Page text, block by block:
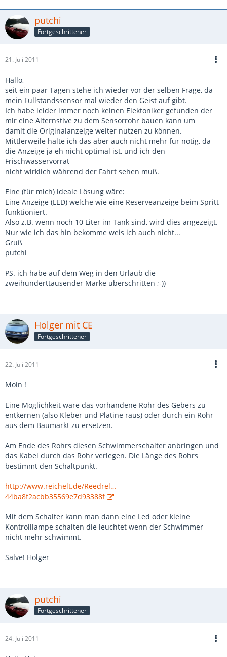
putchi
Fortgeschrittener
21. Juli 2011
Hallo,
seit ein paar Tagen stehe ich wieder vor der selben Frage, da
mein Füllstandssensor mal wieder den Geist auf gibt.
Ich habe leider immer noch keinen Elektoniker gefunden der
mir eine Alternstive zu dem Sensorrohr bauen kann um
damit die Originalanzeige weiter nutzen zu können.
Mittlerweile halte ich das aber auch nicht mehr für nötig, da
die Anzeige ja eh nicht optimal ist, und ich den
Frischwasservorrat
nicht wirklich während der Fahrt sehen muß.
Eine (für mich) ideale Lösung wäre:
Eine Anzeige (LED) welche wie eine Reserveanzeige beim Spritt
funktioniert.
Also z.B. wenn noch 10 Liter im Tank sind, wird dies angezeigt.
Nur wie ich das hin bekomme weis ich auch nicht...
Gruß
putchi
PS. ich habe auf dem Weg in den Urlaub die
zweihunderttausender Marke überschritten ;-))
Holger mit CE
Fortgeschrittener
22. Juli 2011
Moin !
Eine Möglichkeit wäre das vorhandene Rohr des Gebers zu
entkernen (also Kleber und Platine raus) oder durch ein Rohr
aus dem Baumarkt zu ersetzen.
Am Ende des Rohrs diesen Schwimmerschalter anbringen und
das Kabel durch das Rohr verlegen. Die Länge des Rohrs
bestimmt den Schaltpunkt.
http://www.reichelt.de/Reedrel…
44ba8f2acbb35569e7d93388f
Mit dem Schalter kann man dann eine Led oder kleine
Kontrolllampe schalten die leuchtet wenn der Schwimmer
nicht mehr schwimmt.
Salve! Holger
putchi
Fortgeschrittener
24. Juli 2011